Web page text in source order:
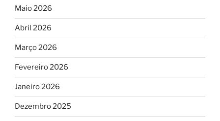
Maio 2026
Abril 2026
Março 2026
Fevereiro 2026
Janeiro 2026
Dezembro 2025